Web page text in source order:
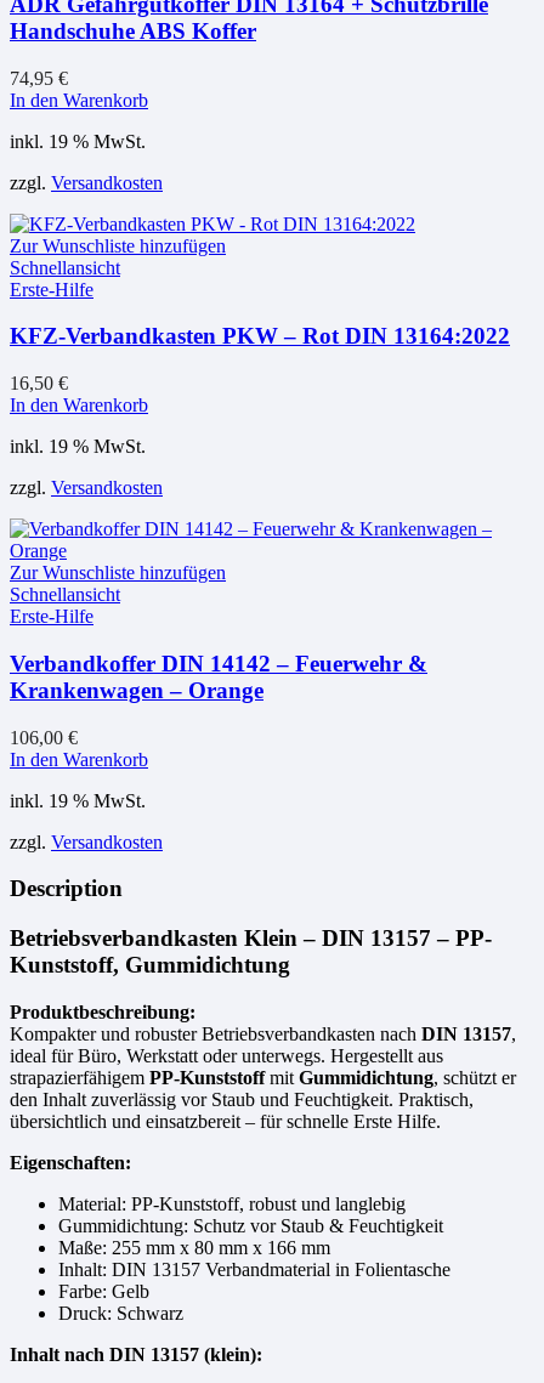
Handschuhe ABS Koffer
74,95 €
In den Warenkorb
inkl. 19 % MwSt.
zzgl. Versandkosten
Zur Wunschliste hinzufügen
Schnellansicht
Erste-Hilfe
KFZ-Verbandkasten PKW – Rot DIN 13164:2022
16,50 €
In den Warenkorb
inkl. 19 % MwSt.
zzgl. Versandkosten
Zur Wunschliste hinzufügen
Schnellansicht
Erste-Hilfe
Verbandkoffer DIN 14142 – Feuerwehr &
Krankenwagen – Orange
106,00 €
In den Warenkorb
inkl. 19 % MwSt.
zzgl. Versandkosten
Description
Betriebsverbandkasten Klein – DIN 13157 – PP-
Kunststoff, Gummidichtung
Produktbeschreibung:
Kompakter und robuster Betriebsverbandkasten nach DIN 13157,
ideal für Büro, Werkstatt oder unterwegs. Hergestellt aus
strapazierfähigem PP-Kunststoffmit Gummidichtung, schützt er
den Inhalt zuverlässig vor Staub und Feuchtigkeit. Praktisch,
übersichtlich und einsatzbereit – für schnelle Erste Hilfe.
Eigenschaften:
Material: PP-Kunststoff, robust und langlebig
Gummidichtung: Schutz vor Staub & Feuchtigkeit
Maße: 255 mm x 80 mm x 166 mm
Inhalt: DIN 13157 Verbandmaterial in Folientasche
Farbe: Gelb
Druck: Schwarz
Inhalt nach DIN 13157 (klein):